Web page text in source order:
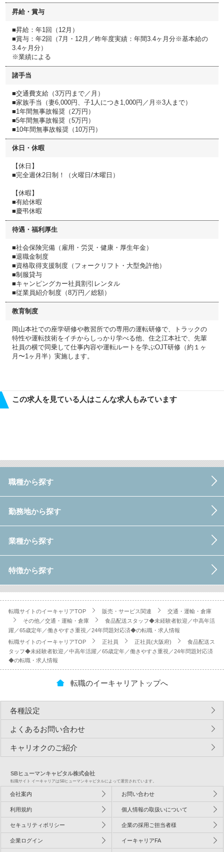
昇給・賞与
■昇給：年1回（12月）
■賞与：年2回（7月・12月／昨年度実績：年間3.4ヶ月分※基本給の
3.4ヶ月分）
※業績による
諸手当
■交通費支給（3万円まで／月）
■家族手当（妻6,000円、子1人につき1,000円／月※3人まで）
■1年間無事故報奨（2万円）
■5年間無事故報奨（5万円）
■10年間無事故報奨（10万円）
休日・休暇
【休日】
■完全週休2日制！（火曜日/木曜日）
【休暇】
■有給休暇
■慶弔休暇
待遇・福利厚生
■社会保険完備（雇用・労災・健康・厚生年金）
■退職金制度
■資格取得支援制度（フォークリフト・大型免許他）
■制服貸与
■キャンピングカー社員割引レンタル
■従業員紹介制度（8万円／総額）
教育制度
岡山本社での座学研修や教習所での専用の運転研修で、トラックの
特性や運転技術をイチからしっかり学べる他、住之江本社で、先輩
社員の横で同乗して仕事内容や運転ルートを学ぶOJT研修（約１ヶ
月〜1ヶ月半）実施します。
この求人を見ている人はこんな求人もみています
職種から探す
勤務地から探す
業種から探す
特徴から探す
転職サイトのイーキャリアTOP 販売・サービス関連
交通・運輸・倉庫
その他／交通・運輸・倉庫
食品配送スタッフ◆未経験者歓迎／中高年活
躍／65歳定年／働きやすさ重視／24年問題対応済◆の転職・求人情報
転職サイトのイーキャリアTOP
正社員 正社員(大阪府)
食品配送ス
タッフ◆未経験者歓迎／中高年活躍／65歳定年／働きやすさ重視／24年問題対応済
◆の転職・求人情報
転職のイーキャリアトップへ
各種設定
よくあるお問い合わせ
キャリオクのご紹介
SBヒューマンキャピタル株式会社
転職サイト イーキャリアはSBヒューマンキャピタルによって運営されています。
会社案内 お問い合わせ
利用規約 個人情報の取扱いについて
セキュリティポリシー 企業の採用ご担当者様
企業ログイン イーキャリアFA